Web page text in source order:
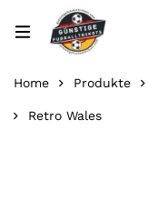
Home Produkte
Retro Wales